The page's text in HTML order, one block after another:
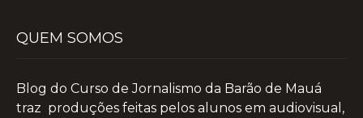
QUEM SOMOS
Blog do Curso de Jornalismo da Barão de Mauá
traz produções feitas pelos alunos em audiovisual,